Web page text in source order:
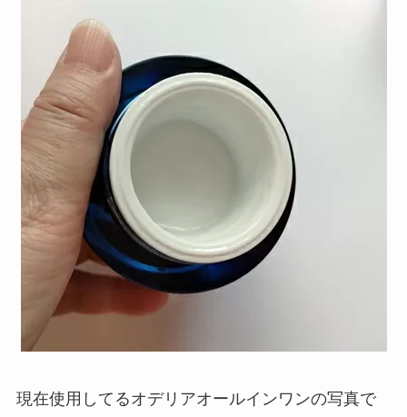
現在使用してるオデリアオールインワンの写真で